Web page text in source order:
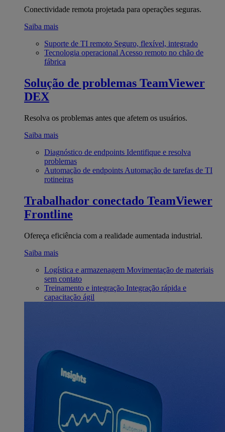
Conectividade remota projetada para operações seguras.
Saiba mais
Suporte de TI remoto Seguro, flexível, integrado
Tecnologia operacional Acesso remoto no chão de
fábrica
Solução de problemas TeamViewer
DEX
Resolva os problemas antes que afetem os usuários.
Saiba mais
Diagnóstico de endpoints Identifique e resolva
problemas
Automação de endpoints Automação de tarefas de TI
rotineiras
Trabalhador conectado TeamViewer
Frontline
Ofereça eficiência com a realidade aumentada industrial.
Saiba mais
Logística e armazenagem Movimentação de materiais
sem contato
Treinamento e integração Integração rápida e
capacitação ágil